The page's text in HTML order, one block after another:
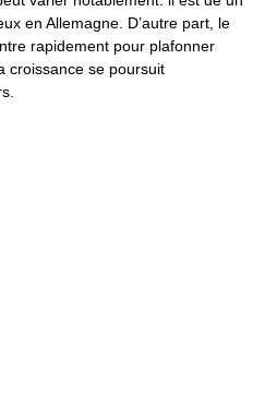
en Allemagne. D’autre part, le
rapidement pour plafonner
croissance se poursuit